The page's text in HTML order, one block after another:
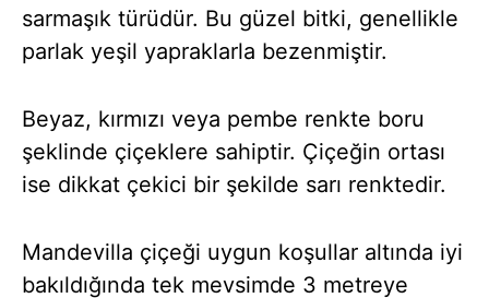
sarmaşık türüdür. Bu güzel bitki, genellikle
parlak yeşil yapraklarla bezenmiştir.
Beyaz, kırmızı veya pembe renkte boru
şeklinde çiçeklere sahiptir. Çiçeğin ortası
ise dikkat çekici bir şekilde sarı renktedir.
Mandevilla çiçeği uygun koşullar altında iyi
bakıldığında tek mevsimde 3 metreye